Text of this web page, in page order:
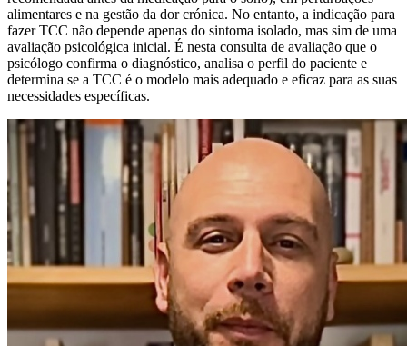
alimentares e na gestão da dor crónica. No entanto, a indicação para
fazer TCC não depende apenas do sintoma isolado, mas sim de uma
avaliação psicológica inicial. É nesta consulta de avaliação que o
psicólogo confirma o diagnóstico, analisa o perfil do paciente e
determina se a TCC é o modelo mais adequado e eficaz para as suas
necessidades específicas.